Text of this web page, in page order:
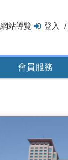
網站導覽 登入
會員服務